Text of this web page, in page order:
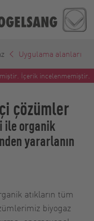
Uygulama alanları
İçerik incelenmemiştir.
çözümler
ile organik
yararlanın
atıkların tüm
biyogaz